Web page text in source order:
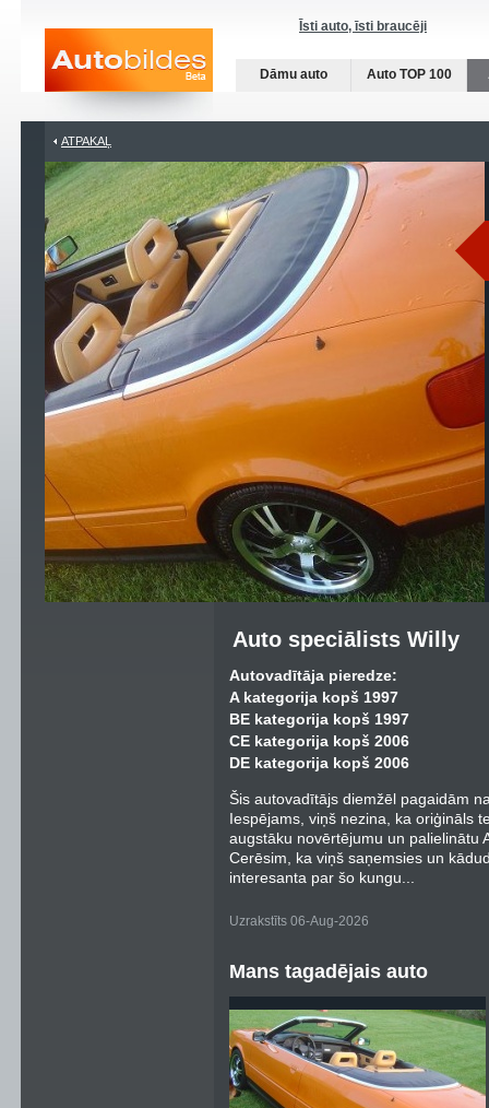
Īsti auto, īsti braucēji
Dāmu auto Auto TOP 100
ATPAKAĻ
Auto speciālists Willy
Autovadītāja pieredze:
A kategorija kopš 1997
BE kategorija kopš 1997
CE kategorija kopš 2006
DE kategorija kopš 2006
Šis autovadītājs diemžēl pagaidām
Iespējams, viņš nezina, ka oriģināls
augstāku novērtējumu un palielinātu
Cerēsim, ka viņš saņemsies un
interesanta par šo kungu...
Uzrakstīts 06-Aug-2026
Mans tagadējais auto